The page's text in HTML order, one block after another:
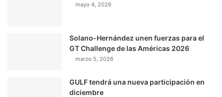
mayo 4, 2026
Solano-Hernández unen fuerzas para el
GT Challenge de las Américas 2026
marzo 5, 2026
GULF tendrá una nueva participación en
diciembre